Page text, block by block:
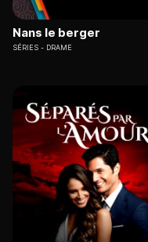
Nans le berger
SÉRIES DRAME